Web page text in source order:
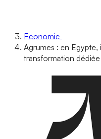
Economie
Agrumes : en Egypte,
transformation dédiée